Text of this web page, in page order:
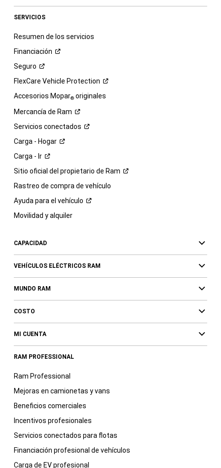
SERVICIOS
Resumen de los servicios
Financiación
Seguro
FlexCare Vehicle Protection
Accesorios Mopar®originales
Mercancía de Ram
Servicios conectados
Carga - Hogar
Carga - Ir
Sitio oficial del propietario de Ram
Rastreo de compra de vehículo
Ayuda para el vehículo
Movilidad y alquiler
CAPACIDAD
VEHÍCULOS ELÉCTRICOS RAM
MUNDO RAM
COSTO
MI CUENTA
RAM PROFESSIONAL
Ram Professional
Mejoras en camionetas y vans
Beneficios comerciales
Incentivos profesionales
Servicios conectados para flotas
Financiación profesional de vehículos
Carga de EV profesional